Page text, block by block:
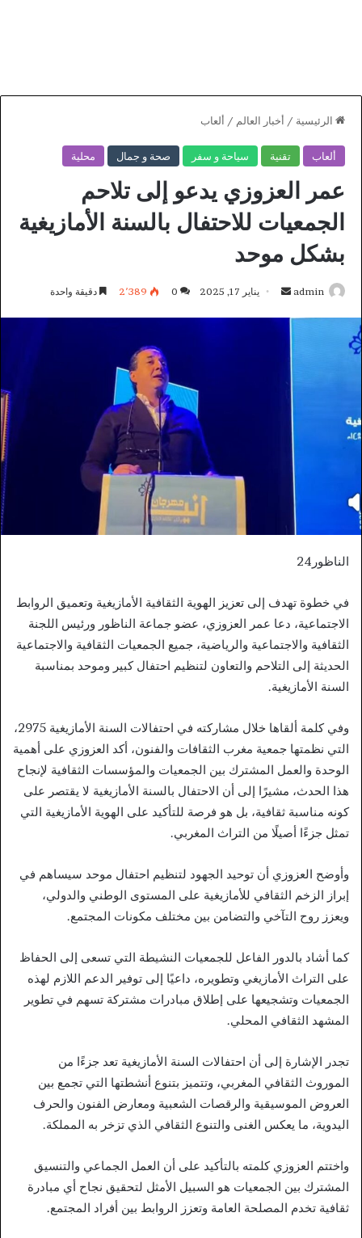
الرئيسية / أخبار العالم / ألعاب
ألعاب تقنية سياحة و سفر صحة و جمال محلية
عمر العزوزي يدعو إلى تلاحم
الجمعيات للاحتفال بالسنة الأمازيغية
بشكل موحد
admin
أرسل يناير 17, 2025 0 2٬389 دقيقة واحدة
الناظور24
في خطوة تهدف إلى تعزيز الهوية الثقافية الأمازيغية وتعميق الروابط
الاجتماعية، دعا عمر العزوزي، عضو جماعة الناظور ورئيس اللجنة
الثقافية والاجتماعية والرياضية، جميع الجمعيات الثقافية والاجتماعية
الحديثة إلى التلاحم والتعاون لتنظيم احتفال كبير وموحد بمناسبة
السنة الأمازيغية.
وفي كلمة ألقاها خلال مشاركته في احتفالات السنة الأمازيغية 2975،
التي نظمتها جمعية مغرب الثقافات والفنون، أكد العزوزي على أهمية
الوحدة والعمل المشترك بين الجمعيات والمؤسسات الثقافية لإنجاح
هذا الحدث، مشيرًا إلى أن الاحتفال بالسنة الأمازيغية لا يقتصر على
كونه مناسبة ثقافية، بل هو فرصة للتأكيد على الهوية الأمازيغية التي
تمثل جزءًا أصيلًا من التراث المغربي.
وأوضح العزوزي أن توحيد الجهود لتنظيم احتفال موحد سيساهم في
إبراز الزخم الثقافي للأمازيغية على المستوى الوطني والدولي،
ويعزز روح التآخي والتضامن بين مختلف مكونات المجتمع.
كما أشاد بالدور الفاعل للجمعيات النشيطة التي تسعى إلى الحفاظ
على التراث الأمازيغي وتطويره، داعيًا إلى توفير الدعم اللازم لهذه
الجمعيات وتشجيعها على إطلاق مبادرات مشتركة تسهم في تطوير
المشهد الثقافي المحلي.
تجدر الإشارة إلى أن احتفالات السنة الأمازيغية تعد جزءًا من
الموروث الثقافي المغربي، وتتميز بتنوع أنشطتها التي تجمع بين
العروض الموسيقية والرقصات الشعبية ومعارض الفنون والحرف
اليدوية، ما يعكس الغنى والتنوع الثقافي الذي تزخر به المملكة.
واختتم العزوزي كلمته بالتأكيد على أن العمل الجماعي والتنسيق
المشترك بين الجمعيات هو السبيل الأمثل لتحقيق نجاح أي مبادرة
ثقافية تخدم المصلحة العامة وتعزز الروابط بين أفراد المجتمع.